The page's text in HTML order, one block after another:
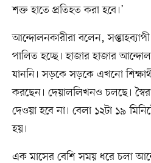
শক্ত হাতে প্রতিহত করা হবে।’
আন্দোলনকারীরা বলেন, সপ্তাহব্যাপী
পালিত হচ্ছে। হাজার হাজার
যাননি। সড়কে সড়কে এখনো
করছেন। দেয়াললিখনও চলছে।
দেওয়া হবে না। বেলা ১২টা ১৯
হয়।
এক মাসের বেশি সময় ধরে চলা